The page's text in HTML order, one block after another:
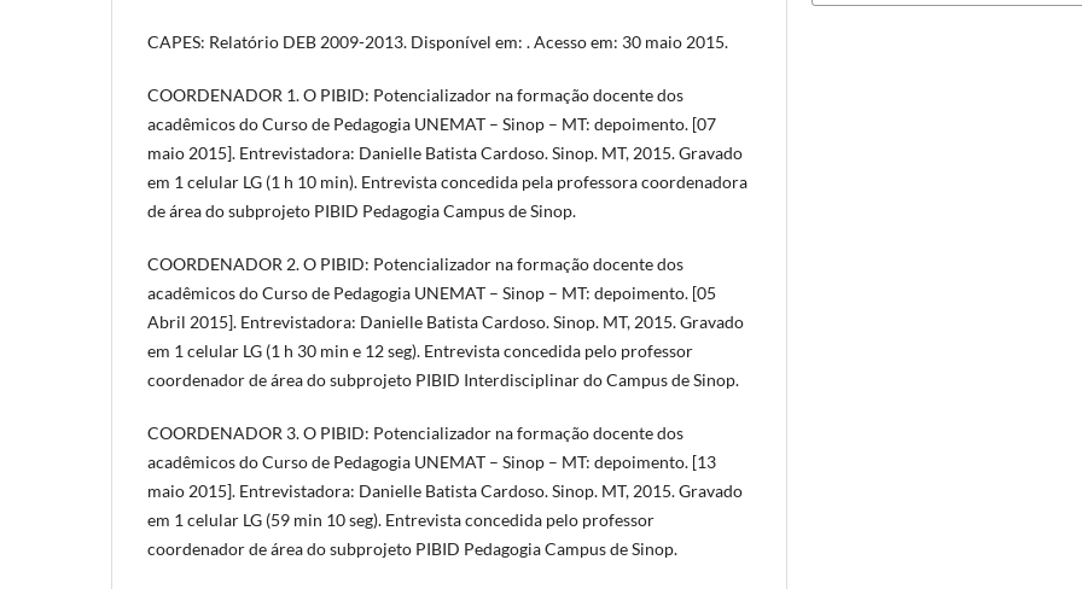
CAPES: Relatório DEB 2009-2013. Disponível em: . Acesso em: 30 maio 2015.
COORDENADOR 1. O PIBID: Potencializador na formação docente dos
acadêmicos do Curso de Pedagogia UNEMAT – Sinop – MT: depoimento. [07
maio 2015]. Entrevistadora: Danielle Batista Cardoso. Sinop. MT, 2015. Gravado
em 1 celular LG (1 h 10 min). Entrevista concedida pela professora coordenadora
de área do subprojeto PIBID Pedagogia Campus de Sinop.
COORDENADOR 2. O PIBID: Potencializador na formação docente dos
acadêmicos do Curso de Pedagogia UNEMAT – Sinop – MT: depoimento. [05
Abril 2015]. Entrevistadora: Danielle Batista Cardoso. Sinop. MT, 2015. Gravado
em 1 celular LG (1 h 30 min e 12 seg). Entrevista concedida pelo professor
coordenador de área do subprojeto PIBID Interdisciplinar do Campus de Sinop.
COORDENADOR 3. O PIBID: Potencializador na formação docente dos
acadêmicos do Curso de Pedagogia UNEMAT – Sinop – MT: depoimento. [13
maio 2015]. Entrevistadora: Danielle Batista Cardoso. Sinop. MT, 2015. Gravado
em 1 celular LG (59 min 10 seg). Entrevista concedida pelo professor
coordenador de área do subprojeto PIBID Pedagogia Campus de Sinop.